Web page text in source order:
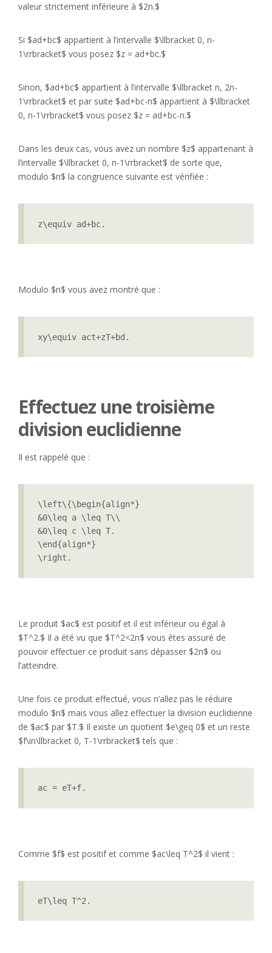
valeur strictement inférieure à $2n.$
Si $ad+bc$ appartient à l’intervalle $\llbracket 0, n-
1\rrbracket$ vous posez $z = ad+bc.$
Sinon, $ad+bc$ appartient à l’intervalle $\llbracket n, 2n-
1\rrbracket$ et par suite $ad+bc-n$ appartient à $\llbracket
0, n-1\rrbracket$ vous posez $z = ad+bc-n.$
Dans les deux cas, vous avez un nombre $z$ appartenant à
l’intervalle $\llbracket 0, n-1\rrbracket$ de sorte que,
modulo $n$ la congruence suivante est vérifiée :
z\equiv ad+bc.
Modulo $n$ vous avez montré que :
xy\equiv act+zT+bd.
Effectuez une troisième
division euclidienne
Il est rappelé que :
\left\{\begin{align*}
&0\leq a \leq T\\
&0\leq c \leq T.
\end{align*}
\right.
Le produit $ac$ est positif et il est inférieur ou égal à
$T^2.$ Il a été vu que $T^2<2n$ vous êtes assuré de
pouvoir effectuer ce produit sans dépasser $2n$ ou
l’atteindre.
Une fois ce produit effectué, vous n’allez pas le réduire
modulo $n$ mais vous allez effectuer la division euclidienne
de $ac$ par $T.$ Il existe un quotient $e\geq 0$ et un reste
$f\in\llbracket 0, T-1\rrbracket$ tels que :
ac = eT+f.
Comme $f$ est positif et comme $ac\leq T^2$ il vient :
eT\leq T^2.